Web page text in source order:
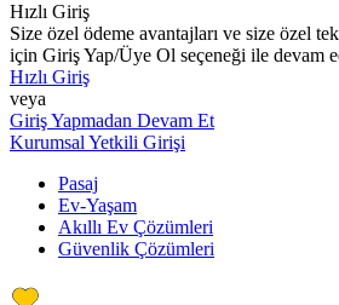
Hızlı Giriş
Size özel ödeme avantajları ve size özel
için Giriş Yap/Üye Ol seçeneği ile devam
Hızlı Giriş
veya
Giriş Yapmadan Devam Et
Kurumsal Yetkili Girişi
Pasaj
Ev-Yaşam
Akıllı Ev Çözümleri
Güvenlik Çözümleri